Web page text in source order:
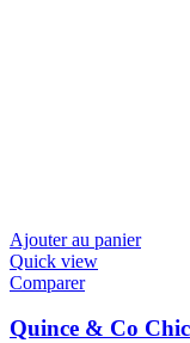
Ajouter au panier
Quick view
Comparer
Quince & Co